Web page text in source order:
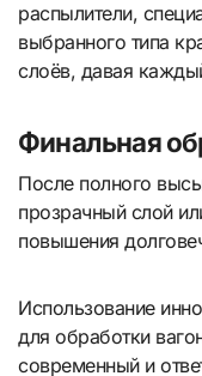
распылители,
выбранного типа
слоёв, давая
Финальная
После полного
прозрачный слой
повышения
Использование
для обработки
современный и